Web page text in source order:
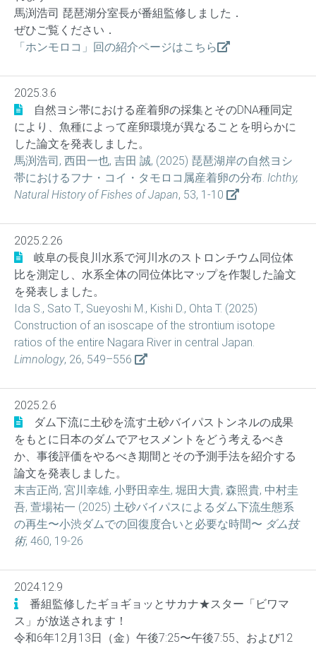
馬渕浩司 琵琶湖分室長が番組監修しました．
ぜひご覧ください．
「ホンモロコ」回の紹介ページはこちら
2025.3.6
自然ヨシ帯における産着卵の採集とそのDNA種同定
により、魚種によって産卵環境が異なることを明らかに
した論文を発表しました。
馬渕浩司, 西田一也, 吉田 誠, (2025) 琵琶湖岸の自然ヨシ
帯におけるフナ・コイ・タモロコ属産着卵の分布. Ichthy,
Natural History of Fishes of Japan, 53, 1-10
2025.2.26
岐阜の長良川水系で河川水のストロンチウム同位体
比を測定し、水系全体の同位体比マップを作製した論文
を発表しました。
Ida S., Sato T., Sueyoshi M., Kishi D., Ohta T. (2025)
Construction of an isoscape of the strontium isotope
ratios of the entire Nagara River in central Japan.
Limnology, 26, 549–556
2025.2.6
ダム下流に土砂を流す土砂バイパストンネルの成果
をもとに日本のダムでアセスメントをどう考えるべき
か、事後評価をやるべき期間とその予測手法を紹介する
論文を発表しました。
末吉正尚, 宮川幸雄, 小野田幸生, 堀田大貴, 森照貴, 中村圭
吾, 萱場祐一 (2025) 土砂バイパスによるダム下流生態系
の再生〜小渋ダムでの回復度合いと必要な時間〜 ダム技
術, 460, 19-26
2024.12.9
番組監修したギョギョッとサカナ★スター「ビワマ
ス」が放送されます！
令和6年12月13日（金）午後7:25〜午後7:55、および12